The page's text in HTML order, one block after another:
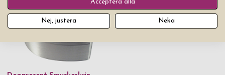
Acceptera alla
Nej, justera Neka